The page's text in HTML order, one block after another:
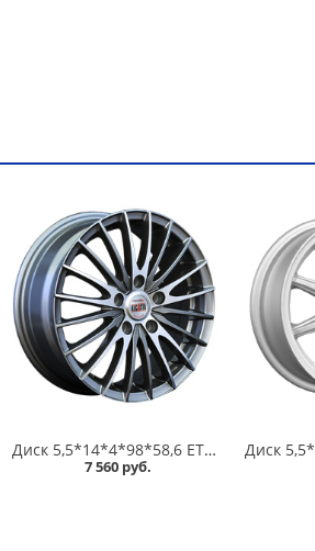
Диск 5,5*14*4*98*58,6 ET35 Alcasta M02 GMF /темно-серый полированный/ в Кургане
7 560 руб.